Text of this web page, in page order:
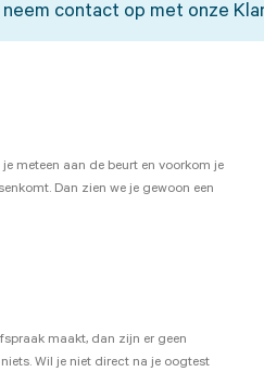
contact op met onze
meteen aan de beurt en voorkom je
Dan zien we je gewoon een
maakt, dan zijn er geen
Wil je niet direct na je oogtest